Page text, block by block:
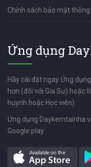
Chính sách bảo mật
Ứng dụng
Hãy cài đặt ngay Ứng
hơn (đối với Gia Sư) hoặc
huynh hoặc Học viên)
Ứng dụng
Google play